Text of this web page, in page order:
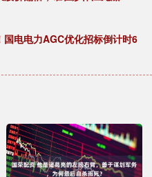
电电力AGC优化招标倒计时6